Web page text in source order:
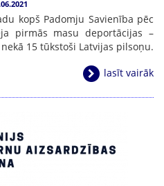
kopš Padomju Savienība pēc
pirmās masu deportācijas –
15 tūkstoši Latvijas pilsoņu.
lasīt vairāk